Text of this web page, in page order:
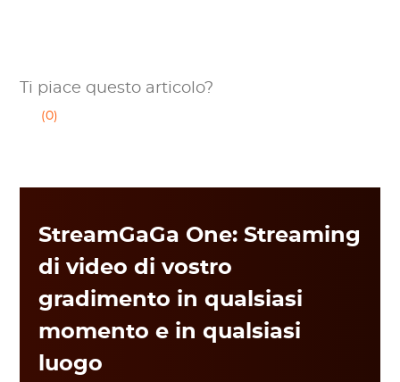
Ti piace questo articolo?
(0)
StreamGaGa One: Streaming
di video di vostro
gradimento in qualsiasi
momento e in qualsiasi
luogo